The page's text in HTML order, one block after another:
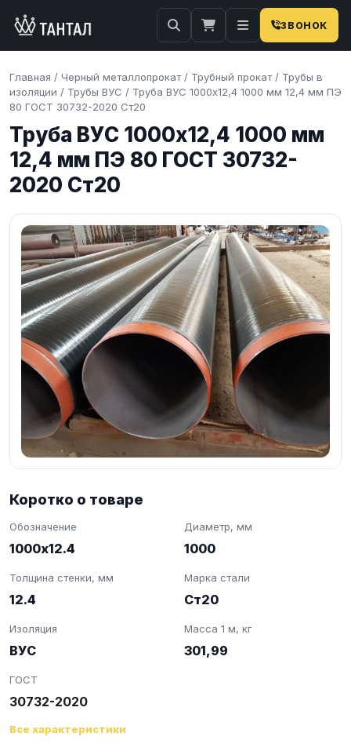
ЗВОНОК
Главная / Черный металлопрокат / Трубный прокат / Трубы в
изоляции / Трубы ВУС / Труба ВУС 1000х12,4 1000 мм 12,4 мм ПЭ
80 ГОСТ 30732-2020 Ст20
Труба ВУС 1000х12,4 1000 мм
12,4 мм ПЭ 80 ГОСТ 30732-
2020 Ст20
Коротко о товаре
Обозначение
1000х12.4
Диаметр, мм
1000
Толщина стенки, мм
12.4
Марка стали
Ст20
Изоляция
ВУС
Масса 1 м, кг
301,99
ГОСТ
30732-2020
Все характеристики